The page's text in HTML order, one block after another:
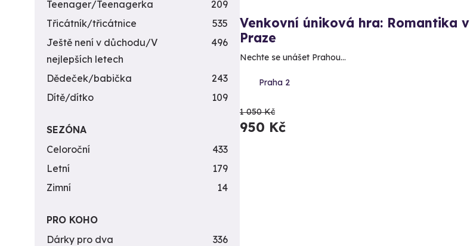
Venkovní úniková hra: Romantika v
Praze
Nechte se unášet Prahou...
Praha 2
1 050 Kč
950 Kč
Teenager/Teenagerka
209
Třicátník/třicátnice
535
Ještě není v důchodu/V
nejlepších letech
496
Dědeček/babička
243
Dítě/dítko
109
SEZÓNA
Celoroční
433
Letní
179
Zimní
14
PRO KOHO
Dárky pro dva
336